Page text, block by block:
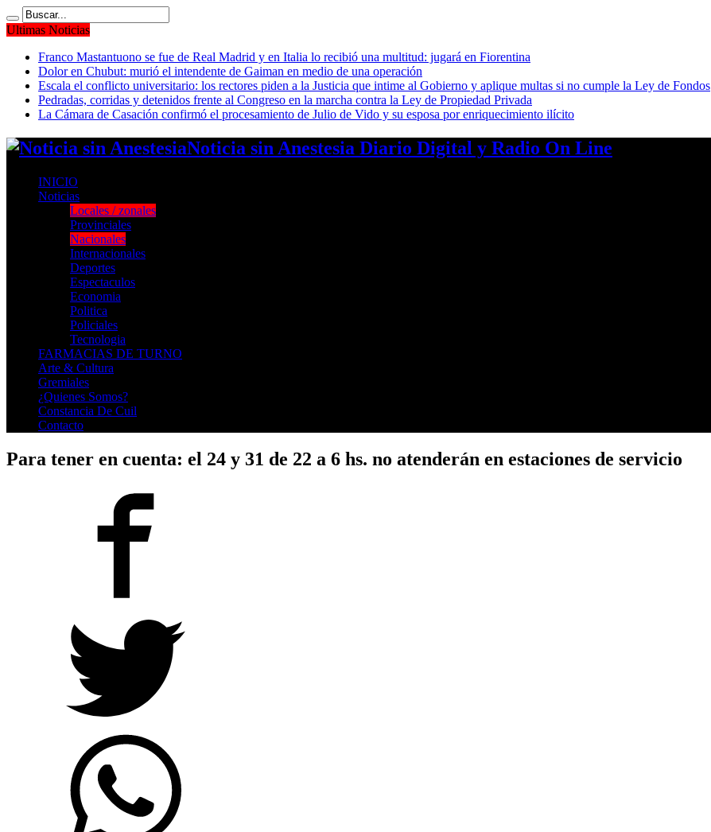
Ultimas Noticias
Franco Mastantuono se fue de Real Madrid y en Italia lo recibió una multitud: jugará en Fiorentina
Dolor en Chubut: murió el intendente de Gaiman en medio de una operación
Escala el conflicto universitario: los rectores piden a la Justicia que intime al Gobierno y aplique multas si no cumple la Ley de Fondos
Pedradas, corridas y detenidos frente al Congreso en la marcha contra la Ley de Propiedad Privada
La Cámara de Casación confirmó el procesamiento de Julio de Vido y su esposa por enriquecimiento ilícito
Noticia sin Anestesia Diario Digital y Radio On Line
INICIO
Noticias
Locales / zonales
Provinciales
Nacionales
Internacionales
Deportes
Espectaculos
Economia
Politica
Policiales
Tecnologia
FARMACIAS DE TURNO
Arte & Cultura
Gremiales
¿Quienes Somos?
Constancia De Cuil
Contacto
Para tener en cuenta: el 24 y 31 de 22 a 6 hs. no atenderán en estaciones de servicio